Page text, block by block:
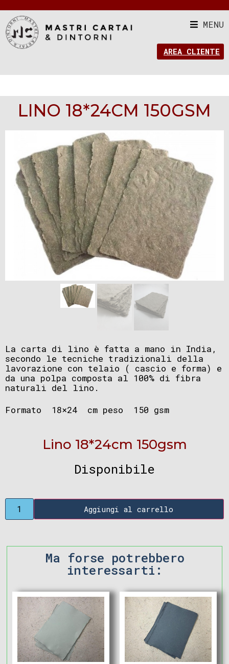
MENU
AREA CLIENTE
LINO 18*24CM 150GSM
La carta di lino è fatta a mano in India,
secondo le tecniche tradizionali della
lavorazione con telaio ( cascio e forma) e
da una polpa composta al 100% di fibra
naturali del lino.
Formato 18×24 cm peso 150 gsm
Lino 18*24cm 150gsm
Disponibile
Aggiungi al carrello
Ma forse potrebbero
interessarti: